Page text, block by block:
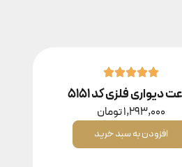
دیواری فلزی کد ۵۱۵۱
1,293,000تومان
افزودن به سبد خرید